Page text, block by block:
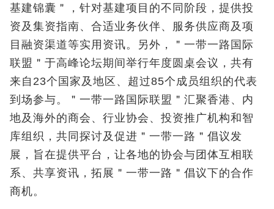
基建锦囊＂，针对基建项目的不同阶段，提供投
资及集资指南、合适业务伙伴、服务供应商及项
目融资渠道等实用资讯。另外，＂一带一路国际
联盟＂于高峰论坛期间举行年度圆桌会议，共有
来自23个国家及地区、超过85个成员组织的代表
到场参与。＂一带一路国际联盟＂汇聚香港、内
地及海外的商会、行业协会、投资推广机构和智
库组织，共同探讨及促进＂一带一路＂倡议发
展，旨在提供平台，让各地的协会与团体互相联
系、共享资讯，拓展＂一带一路＂倡议下的合作
商机。